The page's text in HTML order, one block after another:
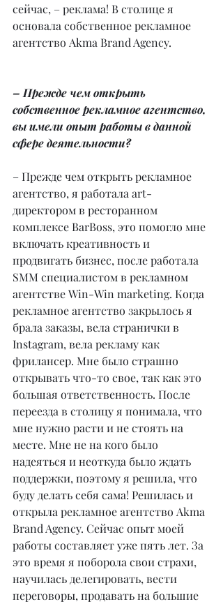
сейчас, – реклама! В столице я
основала собственное рекламное
агентство Akma Brand Agency.
– Прежде чем открыть
собственное рекламное агентство,
вы имели опыт работы в данной
сфере деятельности?
– Прежде чем открыть рекламное
агентство, я работала art-
директором в ресторанном
комплексе BarBoss, это помогло мне
включать креативность и
продвигать бизнес, после работала
SMM специалистом в рекламном
агентстве Win-Win marketing. Когда
рекламное агентство закрылось я
брала заказы, вела странички в
Instagram, вела рекламу как
фрилансер. Мне было страшно
открывать что-то свое, так как это
большая ответственность. После
переезда в столицу я понимала, что
мне нужно расти и не стоять на
месте. Мне не на кого было
надеяться и неоткуда было ждать
поддержки, поэтому я решила, что
буду делать себя сама! Решилась и
открыла рекламное агентство Akma
Brand Agency. Сейчас опыт моей
работы составляет уже пять лет. За
это время я поборола свои страхи,
научилась делегировать, вести
переговоры, продавать на большие